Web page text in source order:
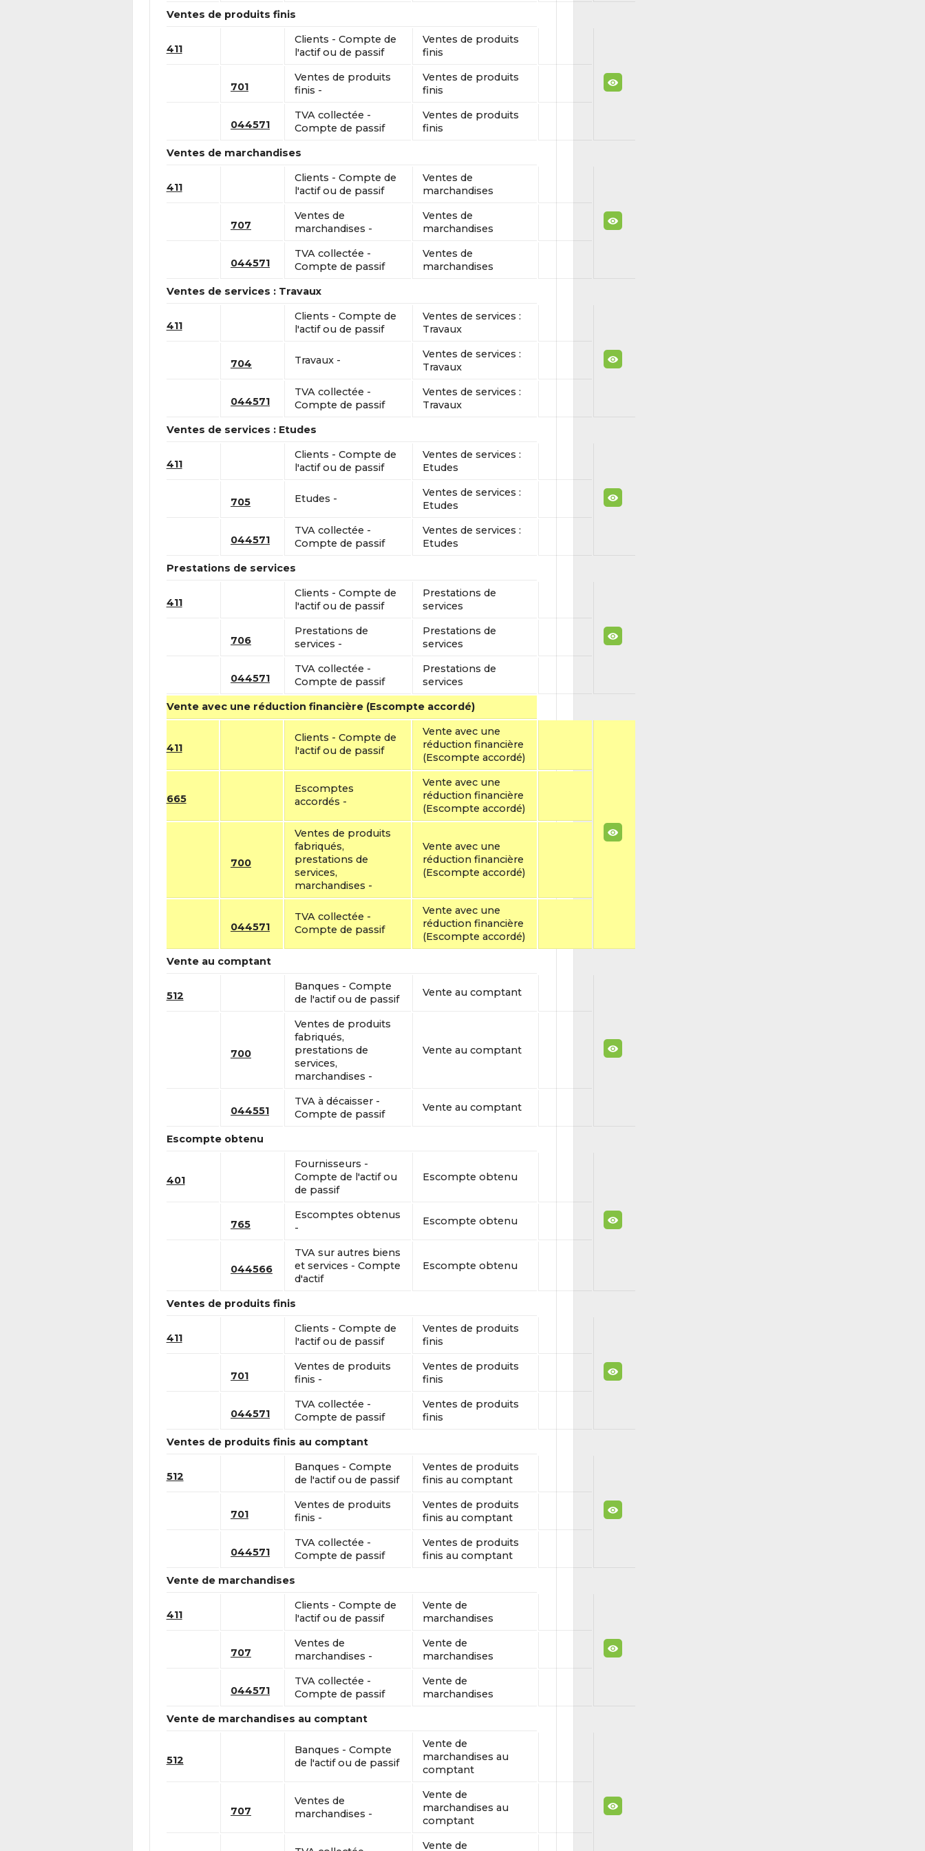
Ventes de produits finis
411
Clients - Compte de
l'actif ou de passif
Ventes de produits
finis
701
Ventes de produits
finis -
Ventes de produits
finis
044571
TVA collectée -
Compte de passif
Ventes de produits
finis
Ventes de marchandises
411
Clients - Compte de
l'actif ou de passif
Ventes de
marchandises
707
Ventes de
marchandises -
Ventes de
marchandises
044571
TVA collectée -
Compte de passif
Ventes de
marchandises
Ventes de services : Travaux
411
Clients - Compte de
l'actif ou de passif
Ventes de services :
Travaux
704 Travaux -
Ventes de services :
Travaux
044571
TVA collectée -
Compte de passif
Ventes de services :
Travaux
Ventes de services : Etudes
411
Clients - Compte de
l'actif ou de passif
Ventes de services :
Etudes
705 Etudes -
Ventes de services :
Etudes
044571
TVA collectée -
Compte de passif
Ventes de services :
Etudes
Prestations de services
411
Clients - Compte de
l'actif ou de passif
Prestations de
services
706
Prestations de
services -
Prestations de
services
044571
TVA collectée -
Compte de passif
Prestations de
services
Vente avec une réduction financière (Escompte accordé)
411
Clients - Compte de
l'actif ou de passif
Vente avec une
réduction financière
(Escompte accordé)
665
Escomptes
accordés -
Vente avec une
réduction financière
(Escompte accordé)
700
Ventes de produits
fabriqués,
prestations de
services,
marchandises -
Vente avec une
réduction financière
(Escompte accordé)
044571
TVA collectée -
Compte de passif
Vente avec une
réduction financière
(Escompte accordé)
Vente au comptant
512
Banques - Compte
de l'actif ou de passif
Vente au comptant
700
Ventes de produits
fabriqués,
prestations de
services,
marchandises -
Vente au comptant
044551
TVA à décaisser -
Compte de passif
Vente au comptant
Escompte obtenu
401
Fournisseurs -
Compte de l'actif ou
de passif
Escompte obtenu
765
Escomptes obtenus
-
Escompte obtenu
044566
TVA sur autres biens
et services - Compte
d'actif
Escompte obtenu
Ventes de produits finis
411
Clients - Compte de
l'actif ou de passif
Ventes de produits
finis
701
Ventes de produits
finis -
Ventes de produits
finis
044571
TVA collectée -
Compte de passif
Ventes de produits
finis
Ventes de produits finis au comptant
512
Banques - Compte
de l'actif ou de passif
Ventes de produits
finis au comptant
701
Ventes de produits
finis -
Ventes de produits
finis au comptant
044571
TVA collectée -
Compte de passif
Ventes de produits
finis au comptant
Vente de marchandises
411
Clients - Compte de
l'actif ou de passif
Vente de
marchandises
707
Ventes de
marchandises -
Vente de
marchandises
044571
TVA collectée -
Compte de passif
Vente de
marchandises
Vente de marchandises au comptant
512
Banques - Compte
de l'actif ou de passif
Vente de
marchandises au
comptant
707
Ventes de
marchandises -
Vente de
marchandises au
comptant
Vente de